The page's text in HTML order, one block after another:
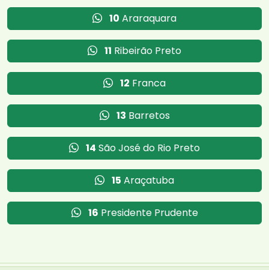
10 Araraquara
11 Ribeirão Preto
12 Franca
13 Barretos
14 São José do Rio Preto
15 Araçatuba
16 Presidente Prudente